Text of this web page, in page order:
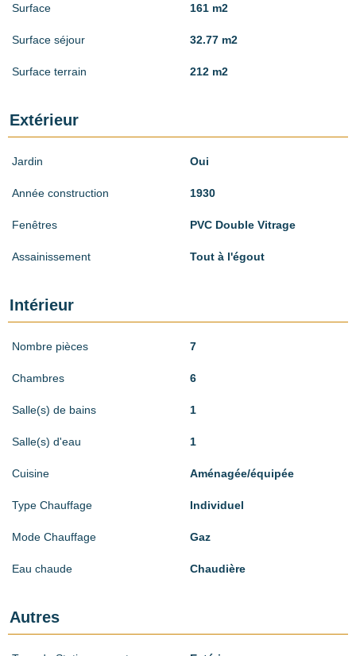
Surface 161 m2
Surface séjour 32.77 m2
Surface terrain 212 m2
Extérieur
Jardin Oui
Année construction 1930
Fenêtres PVC Double Vitrage
Assainissement Tout à l'égout
Intérieur
Nombre pièces 7
Chambres 6
Salle(s) de bains 1
Salle(s) d'eau 1
Cuisine Aménagée/équipée
Type Chauffage Individuel
Mode Chauffage Gaz
Eau chaude Chaudière
Autres